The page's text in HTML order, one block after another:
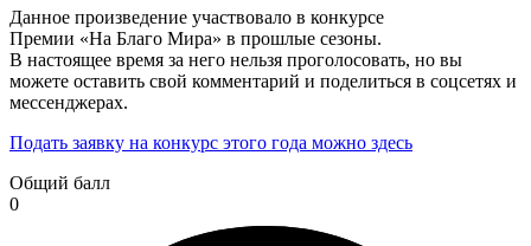
Данное произведение участвовало в конкурсе
Премии «На Благо Мира» в прошлые сезоны.
В настоящее время за него нельзя проголосовать, но вы
можете оставить свой комментарий и поделиться в соцсетях и
мессенджерах.
Подать заявку на конкурс этого года можно здесь
Общий балл
0